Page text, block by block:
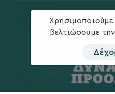
βελτιώσουμε